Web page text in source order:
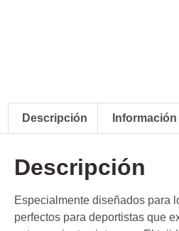
Descripción
Descripción
Especialmente diseñados para
perfectos para deportistas que